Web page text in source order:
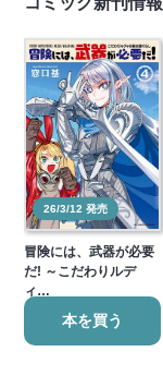
26/3/12 発売
冒険には、武器が必要
だ! ～こだわりルデ
ィ…
本を買う